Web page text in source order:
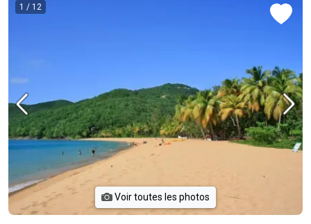
1 / 12
Voir toutes les photos